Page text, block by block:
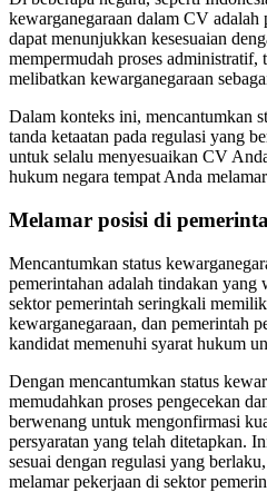
kewarganegaraan dalam CV
dapat menunjukkan kesesuaian
mempermudah proses administratif,
melibatkan kewarganegaraan
Dalam konteks ini, mencantumkan
tanda ketaatan pada regulasi yang
untuk selalu menyesuaikan CV
hukum negara tempat Anda
Melamar posisi di
Mencantumkan status
pemerintahan adalah tindakan yang
sektor pemerintah seringkali
kewarganegaraan, dan pemerintah
kandidat memenuhi syarat hukum
Dengan mencantumkan status
memudahkan proses pengecekan
berwenang untuk mengonfirmasi
persyaratan yang telah ditetapkan.
sesuai dengan regulasi yang
melamar pekerjaan di sektor